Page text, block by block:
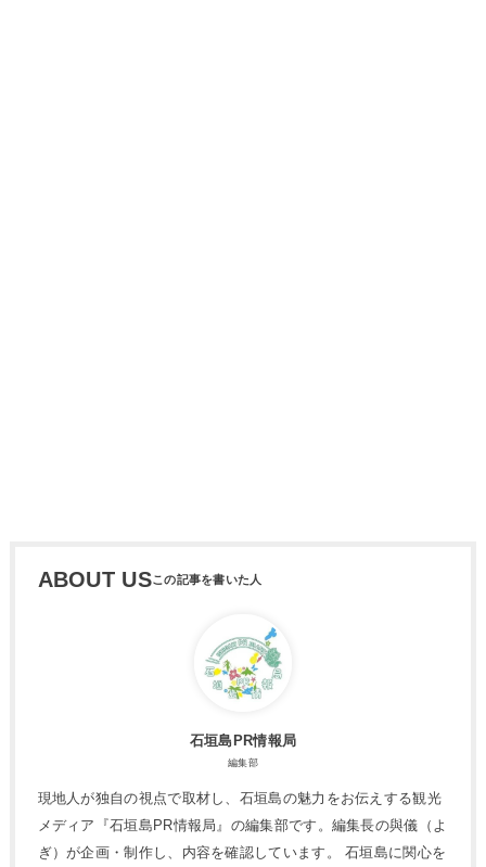
ABOUT US
石垣島PR情報局
編集部
現地人が独自の視点で取材し、石垣島の魅力をお伝えする観光
メディア『石垣島PR情報局』の編集部です。編集長の與儀（よ
ぎ）が企画・制作し、内容を確認しています。 石垣島に関心を